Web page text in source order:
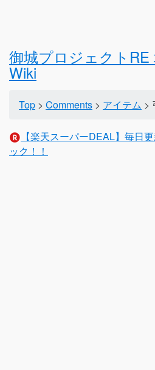
御城プロジェクトRE
Wiki
Top > Comments > アイテム >
【楽天スーパーDEAL】毎日
ック！！